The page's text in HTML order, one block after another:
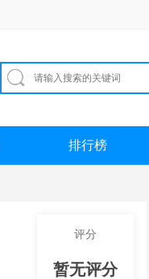
排行榜
评分
暂无评分